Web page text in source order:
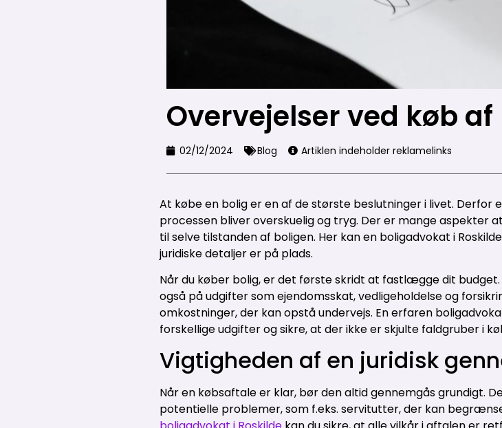
Overvejelser ved køb
02/12/2024 Blog Artiklen indeholder reklamelinks
At købe en bolig er en af de største beslutninger i livet. Derfor
processen bliver overskuelig og tryg. Der er mange aspekter
til selve tilstanden af boligen. Her kan en boligadvokat i
juridiske detaljer er på plads.
Når du køber bolig, er det første skridt at fastlægge dit
også på udgifter som ejendomsskat, vedligeholdelse og
omkostninger, der kan opstå undervejs. En erfaren
forskellige udgifter og sikre, at der ikke er skjulte faldgruber i
Vigtigheden af en juridisk
Når en købsaftale er klar, bør den altid gennemgås grundigt.
potentielle problemer, som f.eks. servitutter, der kan